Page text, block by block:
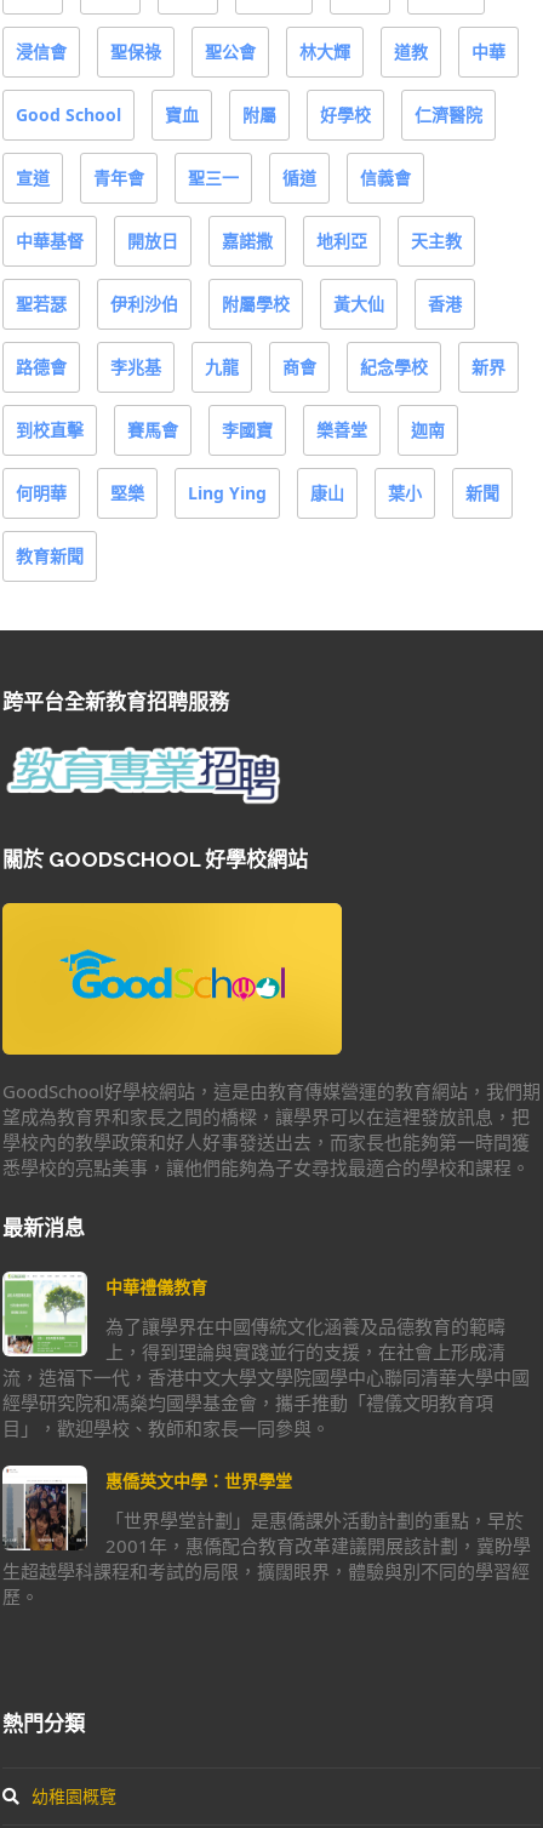
浸信會 聖保祿 聖公會 林大輝 道教 中華
Good School 寶血 附屬 好學校 仁濟醫院
宣道 青年會 聖三一 循道 信義會
中華基督 開放日 嘉諾撒 地利亞 天主教
聖若瑟 伊利沙伯 附屬學校 黃大仙 香港
路德會 李兆基 九龍 商會 紀念學校 新界
到校直擊 賽馬會 李國寶 樂善堂 迦南
何明華 堅樂 Ling Ying 康山 葉小 新聞
教育新聞
跨平台全新教育招聘服務
關於 GOODSCHOOL 好學校網站
GoodSchool好學校網站，這是由教育傳媒營運的教育網站，我們期
望成為教育界和家長之間的橋樑，讓學界可以在這裡發放訊息，把
學校內的教學政策和好人好事發送出去，而家長也能夠第一時間獲
悉學校的亮點美事，讓他們能夠為子女尋找最適合的學校和課程。
最新消息
中華禮儀教育
為了讓學界在中國傳統文化涵養及品德教育的範疇
上，得到理論與實踐並行的支援，在社會上形成清
流，造福下一代，香港中文大學文學院國學中心聯同清華大學中國
經學研究院和馮燊均國學基金會，攜手推動「禮儀文明教育項
目」，歡迎學校、教師和家長一同參與。
惠僑英文中學：世界學堂
「世界學堂計劃」是惠僑課外活動計劃的重點，早於
2001年，惠僑配合教育改革建議開展該計劃，冀盼學
生超越學科課程和考試的局限，擴闊眼界，體驗與別不同的學習經
歷。
熱門分類
幼稚園概覽